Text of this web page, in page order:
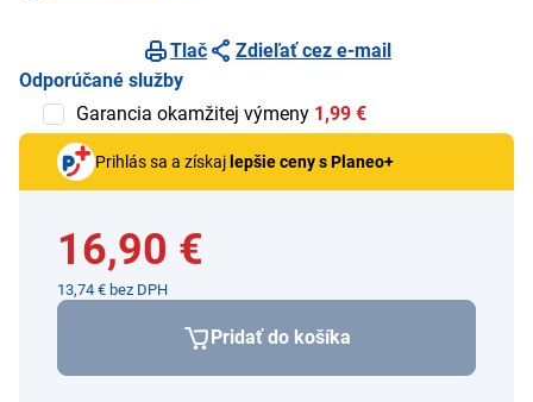
Tlač
Zdieľať cez e-mail
Odporúčané služby
Garancia okamžitej výmeny 1,99 €
Prihlás sa a získaj lepšie ceny s Planeo+
16,90 €
13,74 € bez DPH
Pridať do košíka